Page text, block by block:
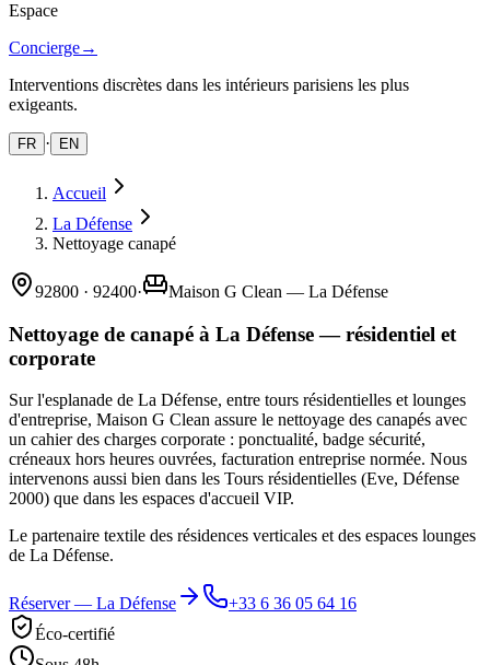
Espace
Concierge→
Interventions discrètes dans les intérieurs parisiens les plus
exigeants.
FR · EN
Accueil
La Défense
Nettoyage canapé
92800 · 92400· Maison G Clean — La Défense
Nettoyage de canapé à La Défense — résidentiel et
corporate
Sur l'esplanade de La Défense, entre tours résidentielles et lounges
d'entreprise, Maison G Clean assure le nettoyage des canapés avec
un cahier des charges corporate : ponctualité, badge sécurité,
créneaux hors heures ouvrées, facturation entreprise normée. Nous
intervenons aussi bien dans les Tours résidentielles (Eve, Défense
2000) que dans les espaces d'accueil VIP.
Le partenaire textile des résidences verticales et des espaces lounges
de La Défense.
Réserver — La Défense
+33 6 36 05 64 16
Éco-certifié